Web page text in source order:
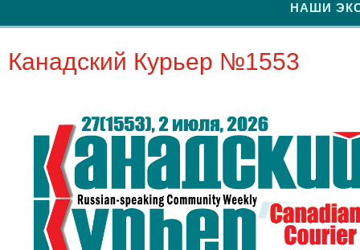
НАШИ
Канадский Курьер №1553